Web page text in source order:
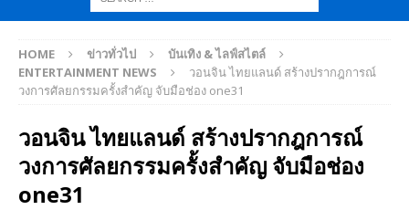
HOME ข่าวทั่วไป
บันเทิง & ไลฟ์สไตล์
ENTERTAINMENT NEWS
วอนจิน ไทยแลนด์ สร้างปรากฎการณ์
วงการศัลยกรรมครั้งสำคัญ จับมือช่อง one31
วอนจิน ไทยแลนด์ สร้างปรากฎการณ์
วงการศัลยกรรมครั้งสำคัญ จับมือช่อง
one31